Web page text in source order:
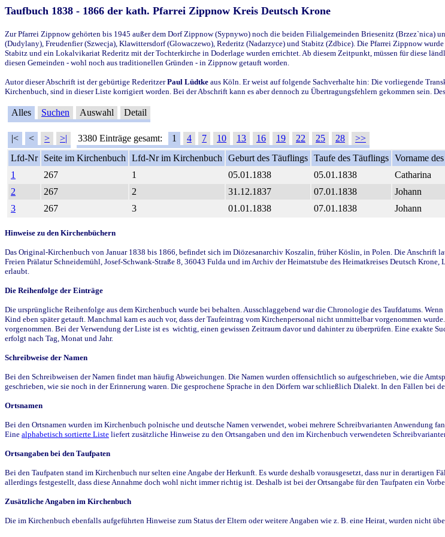
Taufbuch 1838 - 1866 der kath. Pfarrei Zippnow Kreis Deutsch Krone
Zur Pfarrei Zippnow gehörten bis 1945 außer dem Dorf Zippnow (Sypnywo) noch die beiden Filialgemeinden Briesenitz (Brzez`nica)
(Dudylany), Freudenfier (Szwecja), Klawittersdorf (Glowaczewo), Rederitz (Nadarzyce) und Stabitz (Zdbice). Die Pfarrei Zippnow
Stabitz und ein Lokalvikariat Rederitz mit der Tochterkirche in Doderlage wurden errichtet. Ab diesem Zeitpunkt, müssen für diese
diesen Gemeinden - wohl noch aus traditionellen Gründen - in Zippnow getauft worden.
Autor dieser Abschrift ist der gebürtige RederitzerPaul Lüdtke aus Köln. Er weist auf folgende Sachverhalte hin: Die vorliegende
Kirchenbuch, sind in dieser Liste korrigiert worden. Bei der Abschrift kann es aber dennoch zu Übertragungsfehlern gekommen sein.
Alles Suchen Auswahl Detail
|< < > >| 3380 Einträge gesamt: 1 4 7 10 13 16 19 22 25 28
>>
Lfd-Nr
Seite im Kirchenbuch Lfd-Nr im Kirchenbuch Geburt des Täuflings Taufe des Täuflings Vorname
1
267 1 05.01.1838 05.01.1838 Catharina
2
267 2 31.12.1837 07.01.1838 Johann
3
267 3 01.01.1838 07.01.1838 Johann
Hinweise zu den Kirchenbüchern
Das Original-Kirchenbuch von Januar 1838 bis 1866, befindet sich im Diözesanarchiv Koszalin, früher Köslin, in Polen. Die
Freien Prälatur Schneidemühl, Josef-Schwank-Straße 8, 36043 Fulda und im Archiv der Heimatstube des Heimatkreises Deutsch
erlaubt.
Die Reihenfolge der Einträge
Die ursprüngliche Reihenfolge aus dem Kirchenbuch wurde bei behalten. Ausschlaggebend war die Chronologie des Taufdatums.
Kind eben später getauft. Manchmal kam es auch vor, dass der Taufeintrag vom Kirchenpersonal nicht unmittelbar vorgenommen
vorgenommen. Bei der Verwendung der Liste ist es wichtig, einen gewissen Zeitraum davor und dahinter zu überprüfen. Eine exakte
erfolgt nach Tag, Monat und Jahr.
Schreibweise der Namen
Bei den Schreibweisen der Namen findet man häufig Abweichungen. Die Namen wurden offensichtlich so aufgeschrieben, wie die
geschrieben, wie sie noch in der Erinnerung waren. Die gesprochene Sprache in den Dörfern war schließlich Dialekt. In den Fällen bei
Ortsnamen
Bei den Ortsnamen wurden im Kirchenbuch polnische und deutsche Namen verwendet, wobei mehrere Schreibvarianten Anwendung
Eine alphabetisch sortierte Liste liefert zusätzliche Hinweise zu den Ortsangaben und den im Kirchenbuch verwendeten
Ortsangaben bei den Taufpaten
Bei den Taufpaten stand im Kirchenbuch nur selten eine Angabe der Herkunft. Es wurde deshalb vorausgesetzt, dass nur in
allerdings festgestellt, dass diese Annahme doch wohl nicht immer richtig ist. Deshalb ist bei der Ortsangabe für den Taufpaten ein
Zusätzliche Angaben im Kirchenbuch
Die im Kirchenbuch ebenfalls aufgeführten Hinweise zum Status der Eltern oder weitere Angaben wie z. B. eine Heirat, wurden nicht